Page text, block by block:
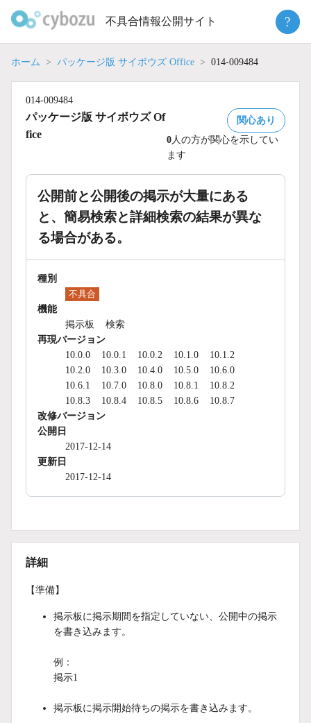
不具合情報公開サイト ?
ホーム パッケージ版 サイボウズ Office 014-009484
014-009484
パッケージ版 サイボウズ Of
fice
関心あり
0人の方が関心を示してい
ます
公開前と公開後の掲示が大量にある
と、簡易検索と詳細検索の結果が異な
る場合がある。
種別
不具合
機能
掲示板
検索
再現バージョン
10.0.0
10.0.1 10.0.2 10.1.0
10.1.2
10.2.0
10.3.0 10.4.0 10.5.0
10.6.0
10.6.1
10.7.0 10.8.0 10.8.1
10.8.2
10.8.3
10.8.4 10.8.5 10.8.6
10.8.7
改修バージョン
公開日
2017-12-14
更新日
2017-12-14
詳細
【準備】
掲示板に掲示期間を指定していない、公開中の掲示
を書き込みます。
例：
掲示1
掲示板に掲示開始待ちの掲示を書き込みます。